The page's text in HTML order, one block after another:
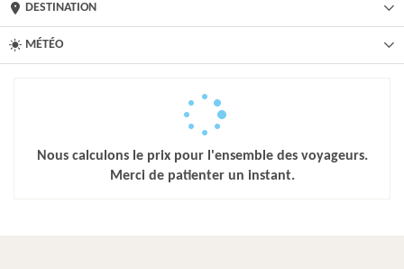
DESTINATION
MÉTÉO
Nous calculons le prix pour l'ensemble des voyageurs.
Merci de patienter un instant.